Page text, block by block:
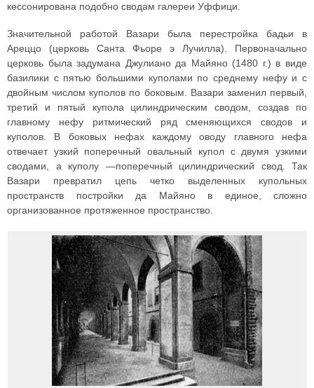
кессонирована подобно сводам галереи Уффици.
Значительной работой Вазари была перестройка бадьи в
Ареццо (церковь Санта Фьоре э Лучилла). Первоначально
церковь была задумана Джулиано да Майяно (1480 г.) в виде
базилики с пятью большими куполами по среднему нефу и с
двойным числом куполов по боковым. Вазари заменил первый,
третий и пятый купола цилиндрическим сводом, создав по
главному нефу ритмический ряд сменяющихся сводов и
куполов. В боковых нефах каждому оводу главного нефа
отвечает узкий поперечный овальный купол с двумя узкими
сводами, а куполу —поперечный цилиндрический свод. Так
Вазари превратил цепь четко выделенных купольных
пространств постройки да Майяно в единое, сложно
организованное протяженное пространство.